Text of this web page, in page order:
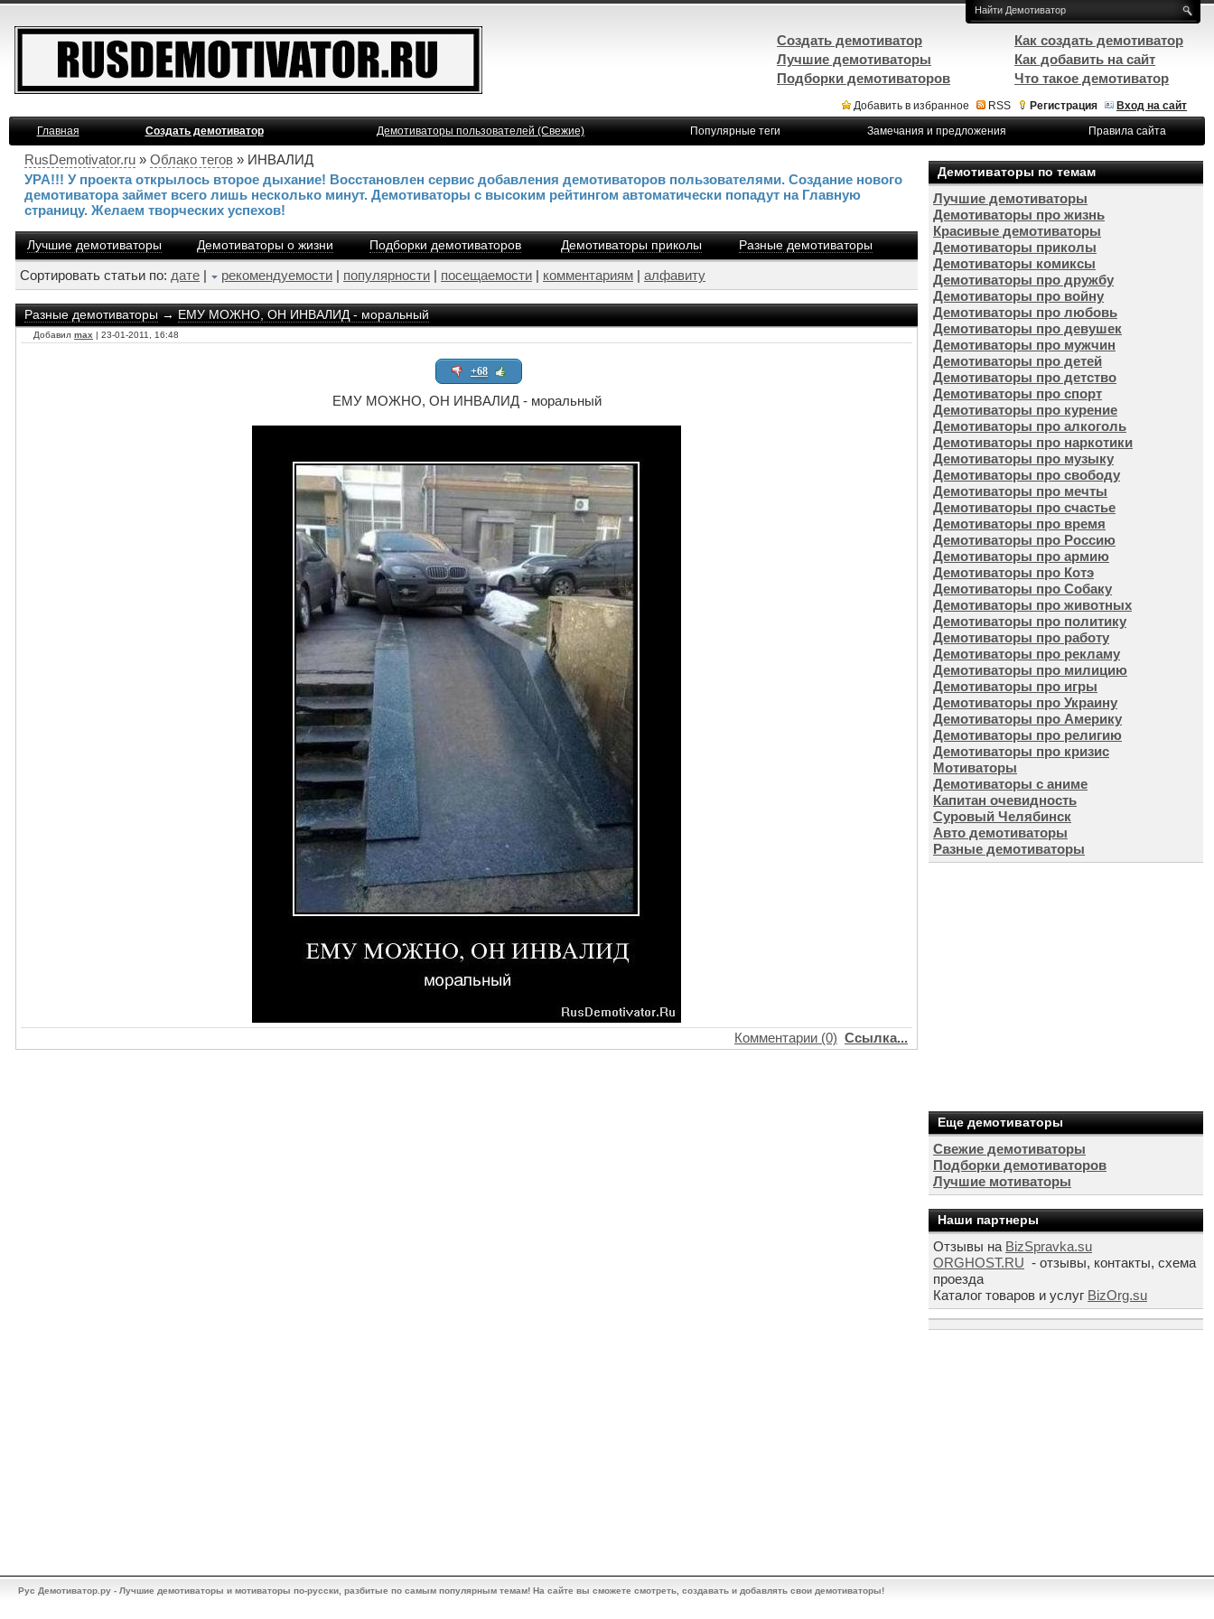
Добавить в избранное RSS Регистрация
Вход на сайт
Главная
Создать демотиватор Демотиваторы пользователей (Свежие) Популярные теги Замечания и предложения Правила сайта
RusDemotivator.ru » Облако тегов » ИНВАЛИД
УРА!!! У проекта открылось второе дыхание! Восстановлен сервис добавления демотиваторов пользователями. Создание нового
демотиватора займет всего лишь несколько минут. Демотиваторы с высоким рейтингом автоматически попадут на Главную
страницу. Желаем творческих успехов!
Лучшие демотиваторы Демотиваторы о жизни Подборки демотиваторов Демотиваторы приколы Разные демотиваторы
Сортировать статьи по: дате | рекомендуемости | популярности | посещаемости | комментариям | алфавиту
Разные демотиваторы→ЕМУ МОЖНО, ОН ИНВАЛИД - моральный
Добавил max | 23-01-2011, 16:48
+68
ЕМУ МОЖНО, ОН ИНВАЛИД - моральный
Комментарии (0) Ссылка...
Демотиваторы по темам
Лучшие демотиваторы
Демотиваторы про жизнь
Красивые демотиваторы
Демотиваторы приколы
Демотиваторы комиксы
Демотиваторы про дружбу
Демотиваторы про войну
Демотиваторы про любовь
Демотиваторы про девушек
Демотиваторы про мужчин
Демотиваторы про детей
Демотиваторы про детство
Демотиваторы про спорт
Демотиваторы про курение
Демотиваторы про алкоголь
Демотиваторы про наркотики
Демотиваторы про музыку
Демотиваторы про свободу
Демотиваторы про мечты
Демотиваторы про счастье
Демотиваторы про время
Демотиваторы про Россию
Демотиваторы про армию
Демотиваторы про Котэ
Демотиваторы про Собаку
Демотиваторы про животных
Демотиваторы про политику
Демотиваторы про работу
Демотиваторы про рекламу
Демотиваторы про милицию
Демотиваторы про игры
Демотиваторы про Украину
Демотиваторы про Америку
Демотиваторы про религию
Демотиваторы про кризис
Мотиваторы
Демотиваторы с аниме
Капитан очевидность
Суровый Челябинск
Авто демотиваторы
Разные демотиваторы
Еще демотиваторы
Свежие демотиваторы
Подборки демотиваторов
Лучшие мотиваторы
Наши партнеры
Отзывы на BizSpravka.su
ORGHOST.RU - отзывы, контакты, схема
проезда
Каталог товаров и услуг BizOrg.su
Создать демотиватор
Лучшие демотиваторы
Подборки демотиваторов
Как создать демотиватор
Как добавить на сайт
Что такое демотиватор
Рус Демотиватор.ру - Лучшие демотиваторы и мотиваторы по-русски, разбитые по самым популярным темам! На сайте вы сможете смотреть, создавать и добавлять свои демотиваторы!